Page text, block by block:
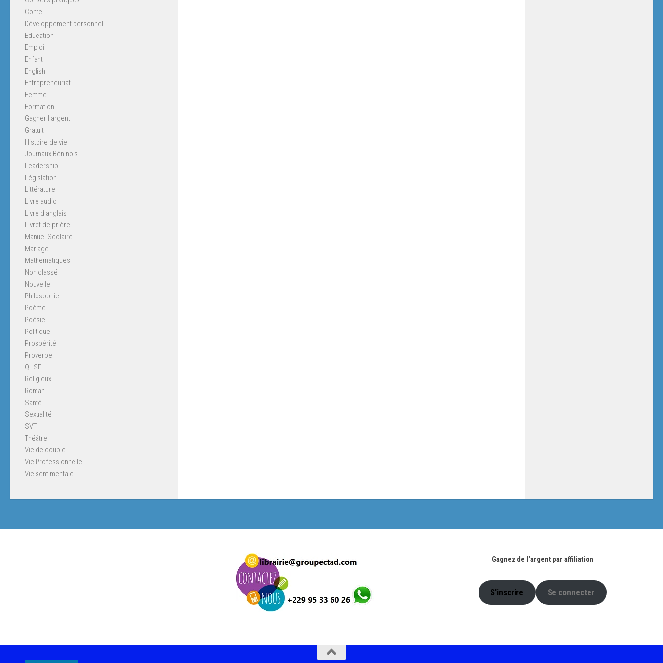
Conte
Développement personnel
Education
Emploi
Enfant
English
Entrepreneuriat
Femme
Formation
Gagner l'argent
Gratuit
Histoire de vie
Journaux Béninois
Leadership
Législation
Littérature
Livre audio
Livre d'anglais
Livret de prière
Manuel Scolaire
Mariage
Mathématiques
Non classé
Nouvelle
Philosophie
Poème
Poésie
Politique
Prospérité
Proverbe
QHSE
Religieux
Roman
Santé
Sexualité
SVT
Théâtre
Vie de couple
Vie Professionnelle
Vie sentimentale
Gagnez de l'argent par affiliation
S'inscrire Se connecter